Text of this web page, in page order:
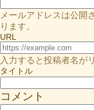
メールアドレスは公開
ります。
URL
入力すると投稿者名が
タイトル
コメント